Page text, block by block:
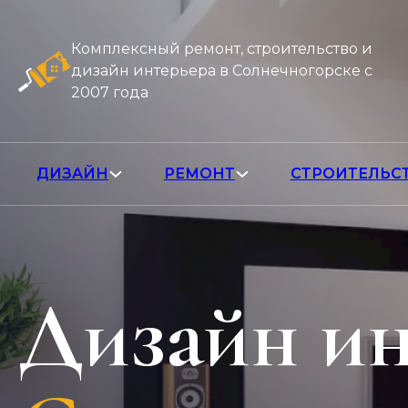
Комплексный ремонт, строительство и
дизайн интерьера в Солнечногорске с
2007 года
ДИЗАЙН РЕМОНТ
Дизайн